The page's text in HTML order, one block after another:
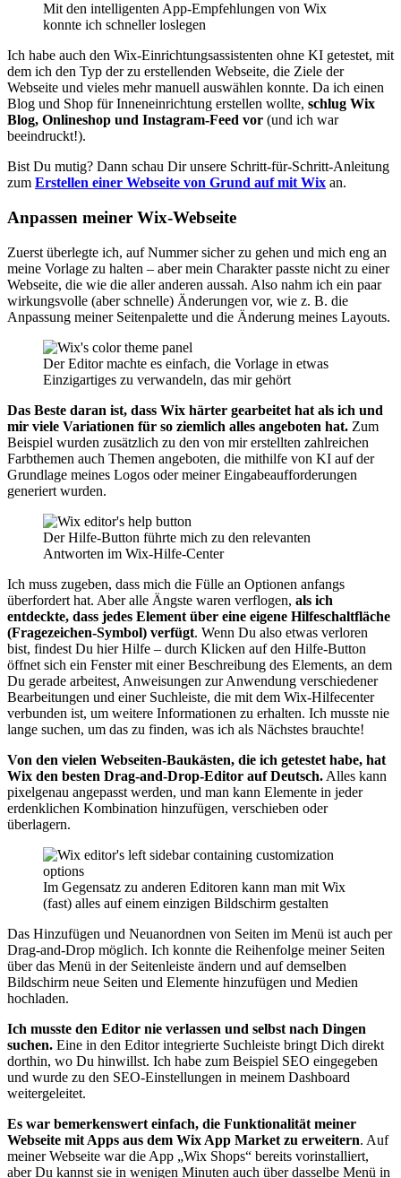
Mit den intelligenten App-Empfehlungen von Wix
konnte ich schneller loslegen
Ich habe auch den Wix-Einrichtungsassistenten ohne KI getestet, mit
dem ich den Typ der zu erstellenden Webseite, die Ziele der
Webseite und vieles mehr manuell auswählen konnte. Da ich einen
Blog und Shop für Inneneinrichtung erstellen wollte, schlug Wix
Blog, Onlineshop und Instagram-Feed vor (und ich war
beeindruckt!).
Bist Du mutig? Dann schau Dir unsere Schritt-für-Schritt-Anleitung
zum Erstellen einer Webseite von Grund auf mit Wix an.
Anpassen meiner Wix-Webseite
Zuerst überlegte ich, auf Nummer sicher zu gehen und mich eng an
meine Vorlage zu halten – aber mein Charakter passte nicht zu einer
Webseite, die wie die aller anderen aussah. Also nahm ich ein paar
wirkungsvolle (aber schnelle) Änderungen vor, wie z. B. die
Anpassung meiner Seitenpalette und die Änderung meines Layouts.
Der Editor machte es einfach, die Vorlage in etwas
Einzigartiges zu verwandeln, das mir gehört
Das Beste daran ist, dass Wix härter gearbeitet hat als ich und
mir viele Variationen für so ziemlich alles angeboten hat. Zum
Beispiel wurden zusätzlich zu den von mir erstellten zahlreichen
Farbthemen auch Themen angeboten, die mithilfe von KI auf der
Grundlage meines Logos oder meiner Eingabeaufforderungen
generiert wurden.
Der Hilfe-Button führte mich zu den relevanten
Antworten im Wix-Hilfe-Center
Ich muss zugeben, dass mich die Fülle an Optionen anfangs
überfordert hat. Aber alle Ängste waren verflogen, als ich
entdeckte, dass jedes Element über eine eigene Hilfeschaltfläche
(Fragezeichen-Symbol) verfügt. Wenn Du also etwas verloren
bist, findest Du hier Hilfe – durch Klicken auf den Hilfe-Button
öffnet sich ein Fenster mit einer Beschreibung des Elements, an dem
Du gerade arbeitest, Anweisungen zur Anwendung verschiedener
Bearbeitungen und einer Suchleiste, die mit dem Wix-Hilfecenter
verbunden ist, um weitere Informationen zu erhalten. Ich musste nie
lange suchen, um das zu finden, was ich als Nächstes brauchte!
Von den vielen Webseiten-Baukästen, die ich getestet habe, hat
Wix den besten Drag-and-Drop-Editor auf Deutsch. Alles kann
pixelgenau angepasst werden, und man kann Elemente in jeder
erdenklichen Kombination hinzufügen, verschieben oder
überlagern.
Im Gegensatz zu anderen Editoren kann man mit Wix
(fast) alles auf einem einzigen Bildschirm gestalten
Das Hinzufügen und Neuanordnen von Seiten im Menü ist auch per
Drag-and-Drop möglich. Ich konnte die Reihenfolge meiner Seiten
über das Menü in der Seitenleiste ändern und auf demselben
Bildschirm neue Seiten und Elemente hinzufügen und Medien
hochladen.
Ich musste den Editor nie verlassen und selbst nach Dingen
suchen. Eine in den Editor integrierte Suchleiste bringt Dich direkt
dorthin, wo Du hinwillst. Ich habe zum Beispiel SEO eingegeben
und wurde zu den SEO-Einstellungen in meinem Dashboard
weitergeleitet.
Es war bemerkenswert einfach, die Funktionalität meiner
Webseite mit Apps aus dem Wix App Market zu erweitern. Auf
meiner Webseite war die App „Wix Shops“ bereits vorinstalliert,
aber Du kannst sie in wenigen Minuten auch über dasselbe Menü in